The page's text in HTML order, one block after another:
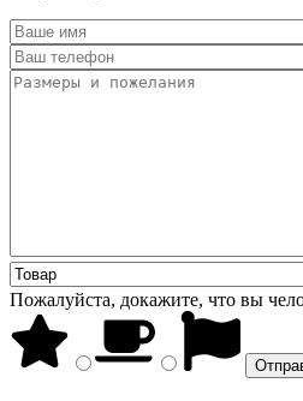
Пожалуйста, докажите, что вы